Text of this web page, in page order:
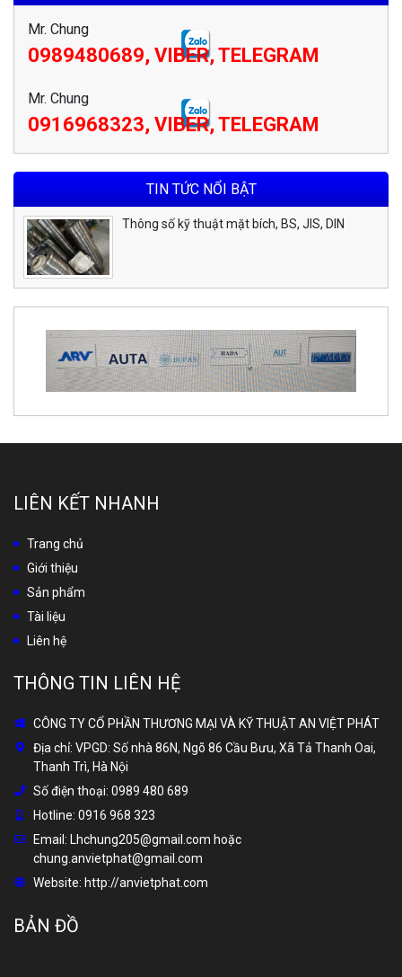
Mr. Chung
0989480689, VIBER, TELEGRAM
Mr. Chung
0916968323, VIBER, TELEGRAM
TIN TỨC NỔI BẬT
Thông số kỹ thuật mặt bích, BS, JIS, DIN
LIÊN KẾT NHANH
Trang chủ
Giới thiệu
Sản phẩm
Tài liệu
Liên hệ
THÔNG TIN LIÊN HỆ
CÔNG TY CỔ PHẦN THƯƠNG MẠI VÀ KỸ THUẬT AN VIỆT PHÁT
Địa chỉ: VPGD: Số nhà 86N, Ngõ 86 Cầu Bưu, Xã Tả Thanh Oai,
Thanh Trì, Hà Nội
Số điện thoại: 0989 480 689
Hotline: 0916 968 323
Email: Lhchung205@gmail.com hoặc
chung.anvietphat@gmail.com
Website: http://anvietphat.com
BẢN ĐỒ